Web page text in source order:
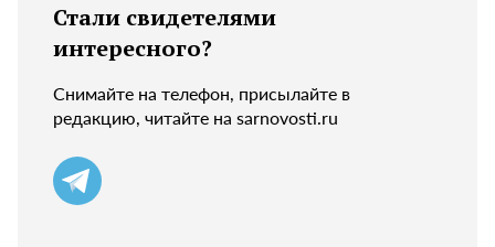
Стали свидетелями
интересного?
Снимайте на телефон, присылайте в
редакцию, читайте на sarnovosti.ru